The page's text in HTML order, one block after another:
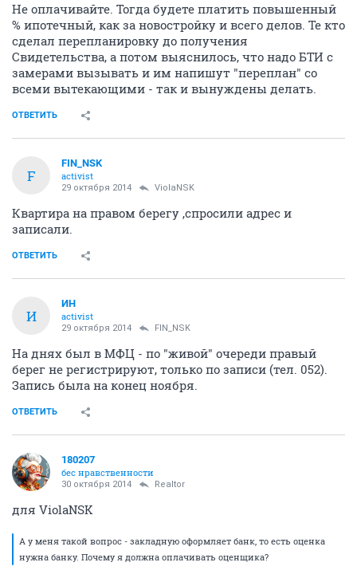
Не оплачивайте. Тогда будете платить повышенный
% ипотечный, как за новостройку и всего делов. Те кто
сделал перепланировку до получения
Свидетельства, а потом выяснилось, что надо БТИ с
замерами вызывать и им напишут "переплан" со
всеми вытекающими - так и вынуждены делать.
ОТВЕТИТЬ
F
FIN_NSK
activist
29 октября 2014 ViolaNSK
Квартира на правом берегу ,спросили адрес и
записали.
ОТВЕТИТЬ
И
ИН
activist
29 октября 2014 FIN_NSK
На днях был в МФЦ - по "живой" очереди правый
берег не регистрируют, только по записи (тел. 052).
Запись была на конец ноября.
ОТВЕТИТЬ
180207
бес нравственности
30 октября 2014 Realtor
для ViolaNSK
А у меня такой вопрос - закладную оформляет банк, то есть оценка
нужна банку. Почему я должна оплачивать оценщика?